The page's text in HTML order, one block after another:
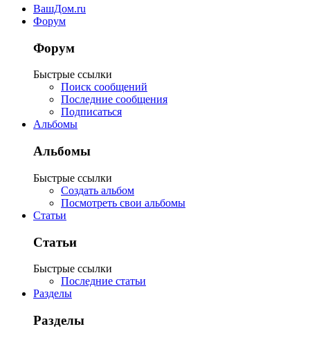
ВашДом.ru
Форум
Форум
Быстрые ссылки
Поиск сообщений
Последние сообщения
Подписаться
Альбомы
Альбомы
Быстрые ссылки
Создать альбом
Посмотреть свои альбомы
Статьи
Статьи
Быстрые ссылки
Последние статьи
Разделы
Разделы